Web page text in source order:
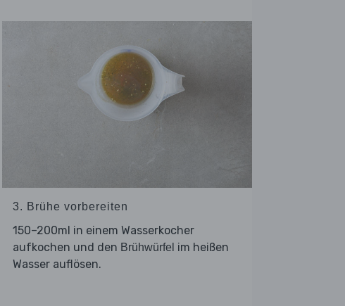
3. Brühe vorbereiten
150–200ml in einem Wasserkocher
aufkochen und den Brühwürfel im heißen
Wasser auflösen.